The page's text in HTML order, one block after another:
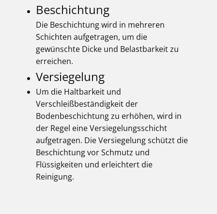
Beschichtung
Die Beschichtung wird in mehreren
Schichten aufgetragen, um die
gewünschte Dicke und Belastbarkeit zu
erreichen.
Versiegelung
Um die Haltbarkeit und
Verschleißbeständigkeit der
Bodenbeschichtung zu erhöhen, wird in
der Regel eine Versiegelungsschicht
aufgetragen. Die Versiegelung schützt die
Beschichtung vor Schmutz und
Flüssigkeiten und erleichtert die
Reinigung.